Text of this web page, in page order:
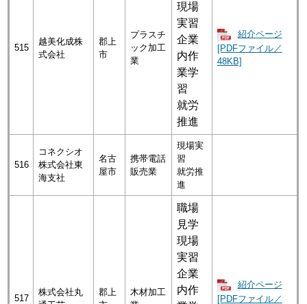
515
越美化成株
式会社
郡上
市
プラスチ
ック加工
業
現場
実習
企業
内作
業学
習
就労
推進
紹介ページ
[PDFファイル／
48KB]
516
コネクシオ
株式会社東
海支社
名古
屋市
携帯電話
販売業
現場実
習
就労推
進
517
株式会社丸
郡上
木材加工
職場
見学
現場
実習
企業
内作
紹介ページ
[PDFファイル／